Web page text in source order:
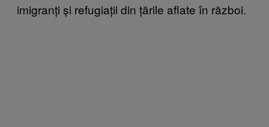
imigranți și refugiații din țările aflate în război.